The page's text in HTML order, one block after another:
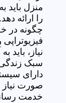
منزل باید
را ارائه
چگونه در
نیاز، باید
سبک زندگی
دارای
صورت نیاز
خدمت